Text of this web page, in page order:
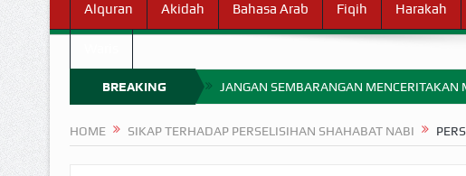
Alquran Akidah Bahasa Arab Fiqih Harakah
BREAKING
NEWS
JANGAN SEMBARANGAN MENCERITAKAN
HOME SIKAP TERHADAP PERSELISIHAN SHAHABAT NABI